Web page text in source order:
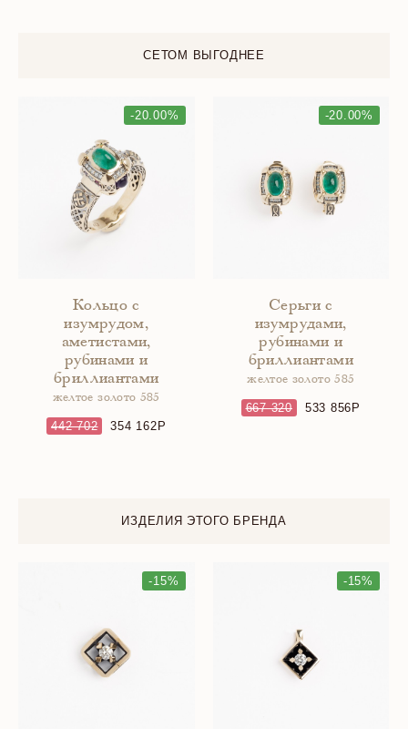
СЕТОМ ВЫГОДНЕЕ
-20.00%
Кольцо с
изумрудом,
аметистами,
рубинами и
бриллиантами
желтое золото 585
442 702 354 162
-20.00%
Серьги с
изумрудами,
рубинами и
бриллиантами
желтое золото 585
667 320 533 856
ИЗДЕЛИЯ ЭТОГО БРЕНДА
-15% -15%